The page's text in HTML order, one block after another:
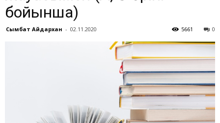
бойынша)
Сымбат Айдархан - 02.11.2020 0
5661